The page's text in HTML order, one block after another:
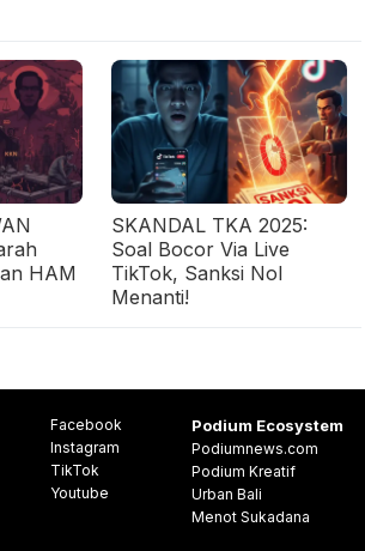
HAM
SKANDAL TKA 2025:
Soal Bocor Via Live
TikTok, Sanksi Nol
Menanti!
Facebook
Instagram
TikTok
Youtube
Podium Ecosystem
Podiumnews.com
Podium Kreatif
Urban Bali
Menot Sukadana